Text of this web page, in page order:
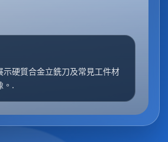
示硬質合金立銑刀及常見工件材
。.